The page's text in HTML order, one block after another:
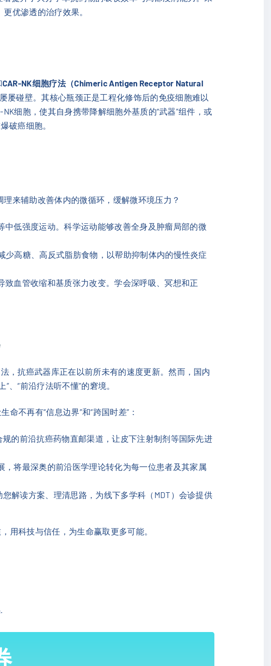
优渗透的治疗效果。
CAR-NK细胞疗法（Chimeric Antigen Receptor Natural
屡碰壁。其核心瓶颈正是工程化修饰后的免疫细胞难以
细胞，使其自身携带降解细胞外基质的“武器”组件，或
破癌细胞。
来辅助改善体内的微循环，缓解微环境压力？
低强度运动。科学运动能够改善全身及肿瘤局部的微
高糖、高反式脂肪食物，以帮助抑制体内的慢性炎症
血管收缩和基质张力改变。学会深呼吸、冥想和正
，抗癌武器库正在以前所未有的速度更新。然而，国内
“前沿疗法听不懂”的窘境。
不再有“信息边界”和“跨国时差”：
的前沿抗癌药物直邮渠道，让皮下注射制剂等国际先进
将最深奥的前沿医学理论转化为每一位患者及其家属
解读方案、理清思路，为线下多学科（MDT）会诊提供
用科技与信任，为生命赢取更多可能。